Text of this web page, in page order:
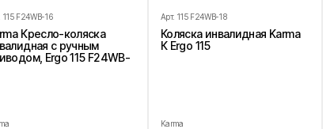
115 F24WB-16
Кресло-коляска
с ручным
Ergo 115 F24WB-
Арт. 115 F24WB-18
Коляска инвалидная Karma
К Ergo 115
Karma